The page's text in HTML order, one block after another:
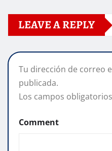
LEAVE A REPLY
Tu dirección de correo
publicada.
Los campos
Comment